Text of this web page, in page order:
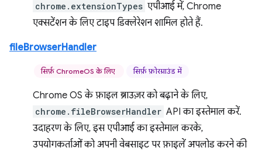
chrome.extensionTypes एपीआई में, Chrome
एक्सटेंशन के लिए टाइप डिक्लेरेशन शामिल होते हैं.
fileBrowserHandler
सिर्फ़ ChromeOS के लिए सिर्फ़ फ़ोरग्राउंड में
Chrome OS के फ़ाइल ब्राउज़र को बढ़ाने के लिए,
chrome.fileBrowserHandler API का इस्तेमाल करें.
उदाहरण के लिए, इस एपीआई का इस्तेमाल करके,
उपयोगकर्ताओं को अपनी वेबसाइट पर फ़ाइलें अपलोड करने की